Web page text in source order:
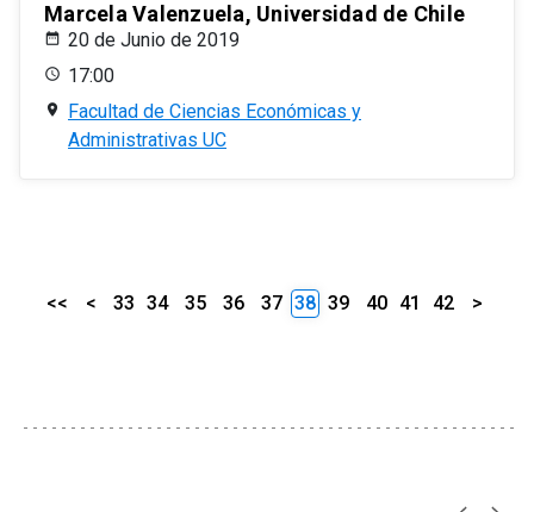
Marcela Valenzuela, Universidad de Chile
20 de Junio de 2019
17:00
Facultad de Ciencias Económicas y
Administrativas UC
<< < 33 34 35 36 37 38 39 40 41 42 >